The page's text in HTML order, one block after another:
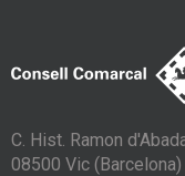
C. Hist. Ramon
08500 Vic (Barcelona)